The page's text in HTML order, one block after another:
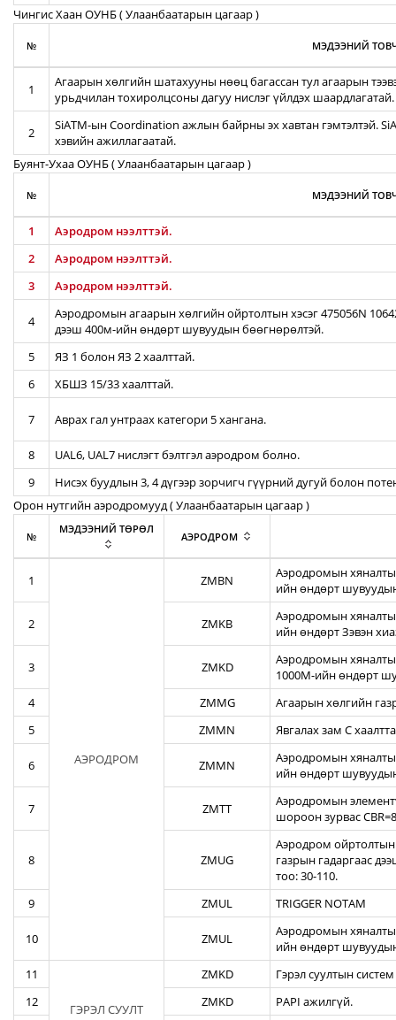
Чингис Хаан ОУНБ ( Улаанбаатарын цагаар )
№ МЭДЭЭНИЙ
1
Агаарын хөлгийн шатахууны нөөц багассан тул агаарын
урьдчилан тохиролцсоны дагуу нислэг үйлдэх шаардлагатай.
2
SiATM-ын Coordination ажлын байрны эх хавтан гэмтэлтэй.
хэвийн ажиллагаатай.
Буянт-Ухаа ОУНБ ( Улаанбаатарын цагаар )
№ МЭДЭЭНИЙ
1
Аэродром нээлттэй.
2
Аэродром нээлттэй.
3
Аэродром нээлттэй.
4
Аэродромын агаарын хөлгийн ойртолтын хэсэг 475056N
дээш 400м-ийн өндөрт шувуудын бөөгнөрөлтэй.
5
ЯЗ 1 болон ЯЗ 2 хаалттай.
6
ХБШЗ 15/33 хаалттай.
7 Аврах гал унтраах категори 5 хангана.
8
UAL6, UAL7 нислэгт бэлтгэл аэродром болно.
9
Нисэх буудлын 3, 4 дүгээр зорчигч гүүрний дугуй болон
Орон нутгийн аэродромууд ( Улаанбаатарын цагаар )
№
МЭДЭЭНИЙ ТӨРӨЛ
АЭРОДРОМ
1
АЭРОДРОМ
ZMBN
Аэродромын
ийн өндөрт
2 ZMKB
Аэродромын
ийн өндөрт Зэвэн
3 ZMKD
Аэродромын
1000М-ийн өндөрт
4
ZMMG
Агаарын хөлгийн
5
ZMMN Явгалах зам С
6 ZMMN
Аэродромын
ийн өндөрт
7 ZMTT
Аэродромын
шороон зурвас
8 ZMUG
Аэродром ойртолтын
газрын гадаргаас
тоо: 30-110.
9
ZMUL TRIGGER NOTAM
10 ZMUL
Аэродромын
ийн өндөрт
11
ГЭРЭЛ СУУЛТ
ZMKD
Гэрэл суултын
12
ZMKD PAPI ажилгүй.